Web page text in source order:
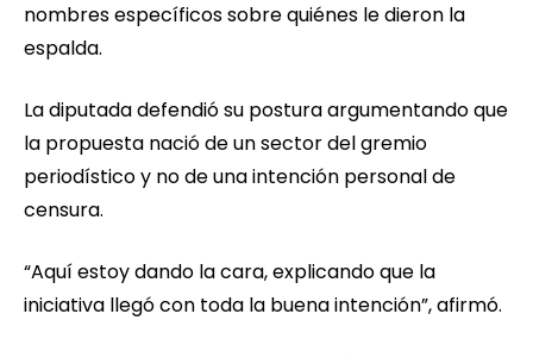
nombres específicos sobre quiénes le dieron la
espalda.
La diputada defendió su postura argumentando que
la propuesta nació de un sector del gremio
periodístico y no de una intención personal de
censura.
“Aquí estoy dando la cara, explicando que la
iniciativa llegó con toda la buena intención”, afirmó.